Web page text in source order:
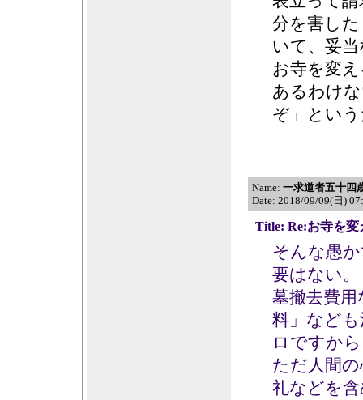
分を害し
いて、妥
お寺を変
あるわけ
ぞ」とい
Name: 一求道者五十四
Date: 2018/09/09(日)
Title: Re:お寺を変
そんな愚
要はない。
墓撤去費
料」など
ロですか
ただ人間
礼などを含